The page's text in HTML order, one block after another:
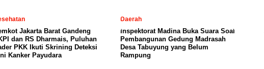
Jakarta Barat Gandeng
dan RS Dharmais, Puluhan
PKK Ikuti Skrining Deteksi
Kanker Payudara
Daerah
Inspektorat Madina Buka Suara Soal
Pembangunan Gedung Madrasah
Desa Tabuyung yang Belum
Rampung